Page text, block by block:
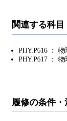
関連する科目
PHY.P616 ：
PHY.P617 ：
履修の条件